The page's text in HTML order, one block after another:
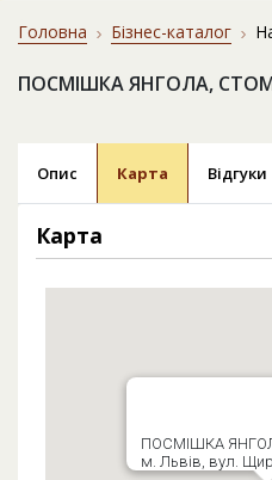
Головна Бізнес-каталог
ПОСМІШКА ЯНГОЛА,
Опис Карта Відгуки
Карта
ПОСМІШКА
м. Львів, вул.